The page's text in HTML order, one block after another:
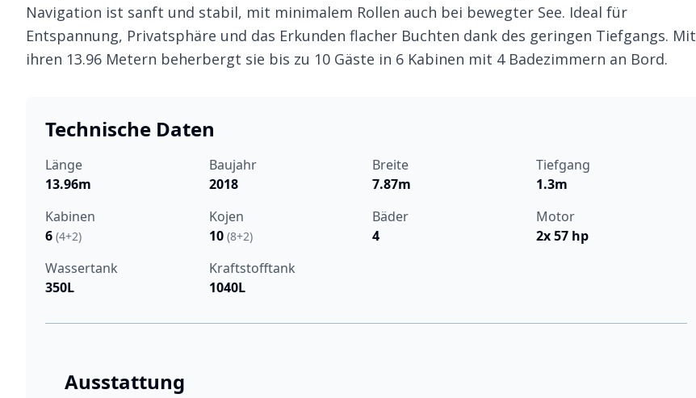
Navigation ist sanft und stabil, mit minimalem Rollen auch bei bewegter See. Ideal für
Entspannung, Privatsphäre und das Erkunden flacher Buchten dank des geringen Tiefgangs. Mit
ihren 13.96 Metern beherbergt sie bis zu 10 Gäste in 6 Kabinen mit 4 Badezimmern an Bord.
Technische Daten
Länge
13.96m
Baujahr
2018
Breite
7.87m
Tiefgang
1.3m
Kabinen
6 (4+2)
Kojen
10 (8+2)
Bäder
4
Motor
2x 57 hp
Wassertank
350L
Kraftstofftank
1040L
Ausstattung